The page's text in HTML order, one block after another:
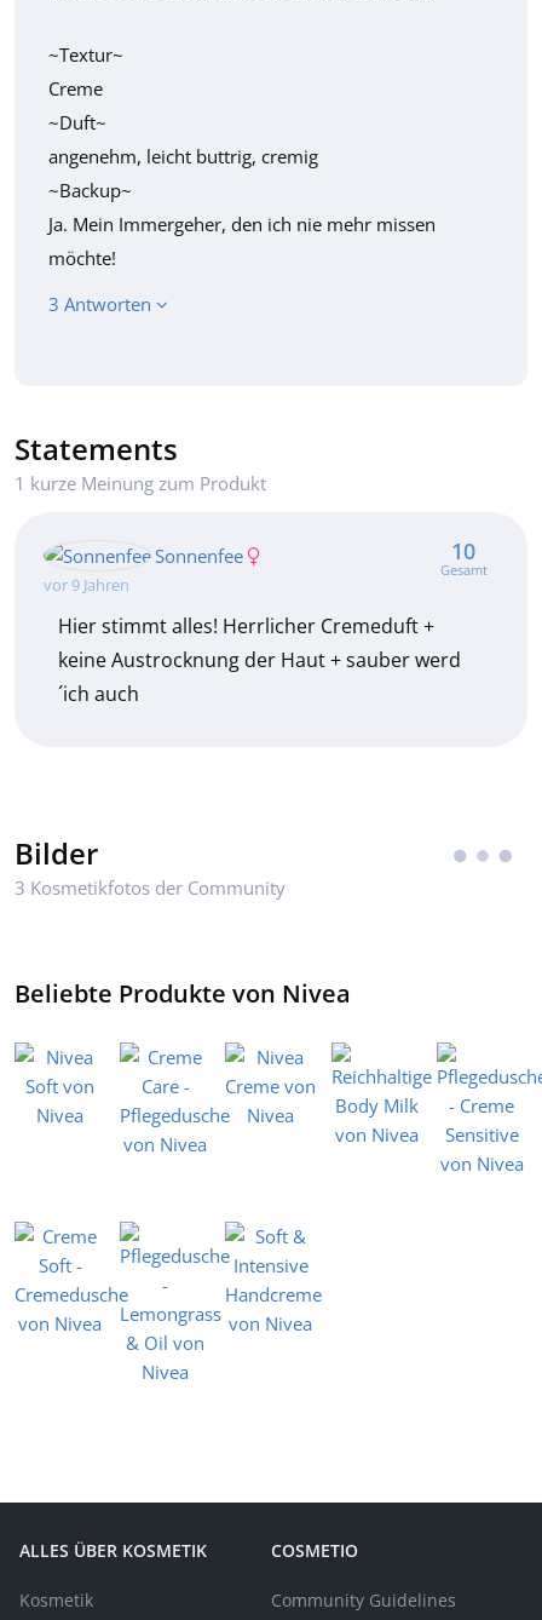
~Textur~
Creme
~Duft~
angenehm, leicht buttrig, cremig
~Backup~
Ja. Mein Immergeher, den ich nie mehr missen
möchte!
3 Antworten
Statements
1 kurze Meinung zum Produkt
Sonnenfee
vor 9 Jahren
10
Gesamt
Hier stimmt alles! Herrlicher Cremeduft +
keine Austrocknung der Haut + sauber werd
´ich auch
Bilder
3 Kosmetikfotos der Community
Beliebte Produkte von Nivea
ALLES ÜBER KOSMETIK
Kosmetik
COSMETIO
Community Guidelines